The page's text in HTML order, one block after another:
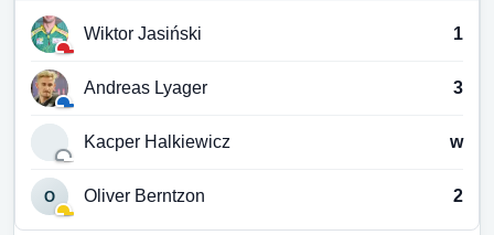
Wiktor Jasiński 1
Andreas Lyager 3
Kacper Halkiewicz w
O Oliver Berntzon 2